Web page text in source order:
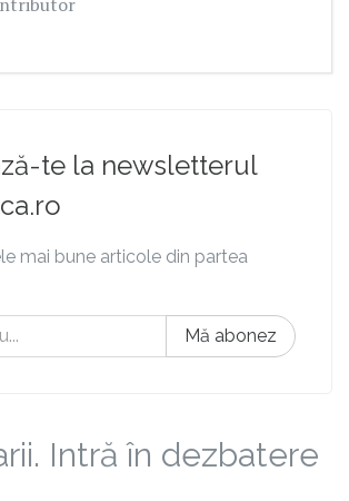
te la newsletterul
mai bune articole din partea
Mă abonez
Intră în dezbatere